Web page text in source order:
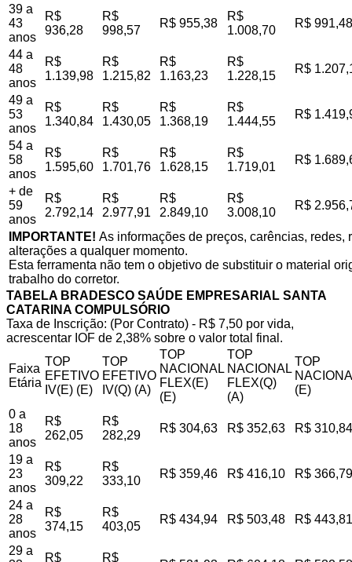
39 a
43
anos
R$
936,28
R$
998,57
R$ 955,38
R$
1.008,70
R$ 991,48
44 a
48
anos
R$
1.139,98
R$
1.215,82
R$
1.163,23
R$
1.228,15
R$
49 a
53
anos
R$
1.340,84
R$
1.430,05
R$
1.368,19
R$
1.444,55
R$
54 a
58
anos
R$
1.595,60
R$
1.701,76
R$
1.628,15
R$
1.719,01
R$
+ de
59
anos
R$
2.792,14
R$
2.977,91
R$
2.849,10
R$
3.008,10
R$
IMPORTANTE! As informações de preços, carências,
alterações a qualquer momento.
Esta ferramenta não tem o objetivo de substituir o material
trabalho do corretor.
TABELA BRADESCO SAÚDE EMPRESARIAL SANTA
CATARINA COMPULSÓRIO
Taxa de Inscrição: (Por Contrato) - R$ 7,50 por vida,
acrescentar IOF de 2,38% sobre o valor total final.
Faixa
Etária
TOP
EFETIVO
IV(E) (E)
TOP
EFETIVO
IV(Q) (A)
TOP
NACIONAL
FLEX(E)
(E)
TOP
NACIONAL
FLEX(Q)
(A)
TOP
(E)
0 a
18
anos
R$
262,05
R$
282,29
R$ 304,63 R$ 352,63 R$ 310,84
19 a
23
anos
R$
309,22
R$
333,10
R$ 359,46 R$ 416,10 R$ 366,79
24 a
28
anos
R$
374,15
R$
403,05
R$ 434,94 R$ 503,48 R$ 443,81
29 a
R$ R$